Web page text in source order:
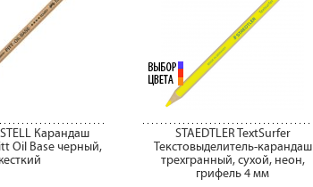
Карандаш
Oil Base черный,
STAEDTLER TextSurfer
Текстовыделитель-карандаш
трехгранный, сухой, неон,
грифель 4 мм